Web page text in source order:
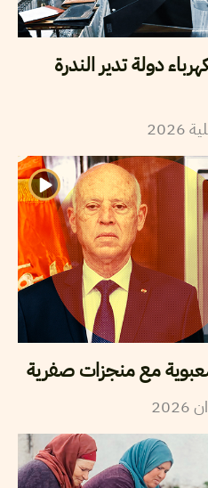
دولة تدير الندرة
2026
مع منجزات صفرية
2026